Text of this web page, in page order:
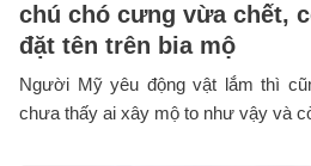
chú chó cưng vừa chết,
đặt tên trên bia mộ
Người Mỹ yêu động vật lắm thì
chưa thấy ai xây mộ to như vậy và